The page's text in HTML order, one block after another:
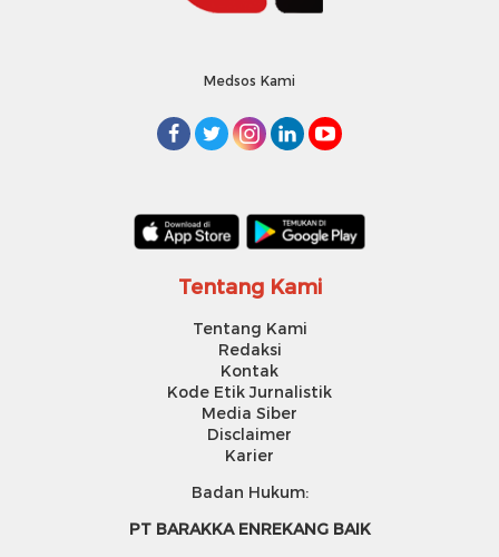
Medsos Kami
Tentang Kami
Tentang Kami
Redaksi
Kontak
Kode Etik Jurnalistik
Media Siber
Disclaimer
Karier
Badan Hukum:
PT BARAKKA ENREKANG BAIK